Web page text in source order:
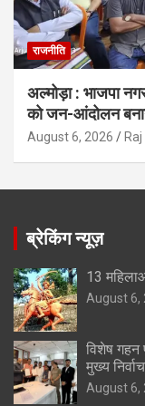
राजनीति
अल्मोड़ा : भाजपा
को जन-आंदोलन
August 6, 2026
ब्रेकिंग न्यूज़
13
August 6,
विशेष गहन
मुख्य
August 6,